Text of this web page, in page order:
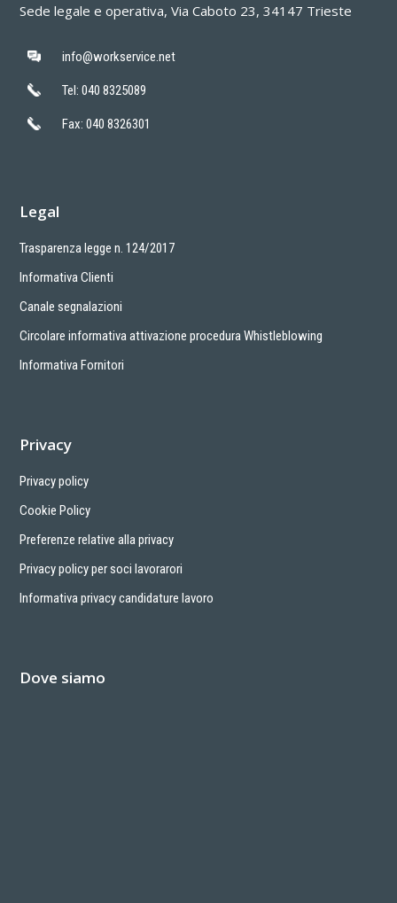
Sede legale e operativa, Via Caboto 23, 34147 Trieste
info@workservice.net
Tel: 040 8325089
Fax: 040 8326301
Legal
Trasparenza legge n. 124/2017
Informativa Clienti
Canale segnalazioni
Circolare informativa attivazione procedura Whistleblowing
Informativa Fornitori
Privacy
Privacy policy
Cookie Policy
Preferenze relative alla privacy
Privacy policy per soci lavorarori
Informativa privacy candidature lavoro
Dove siamo